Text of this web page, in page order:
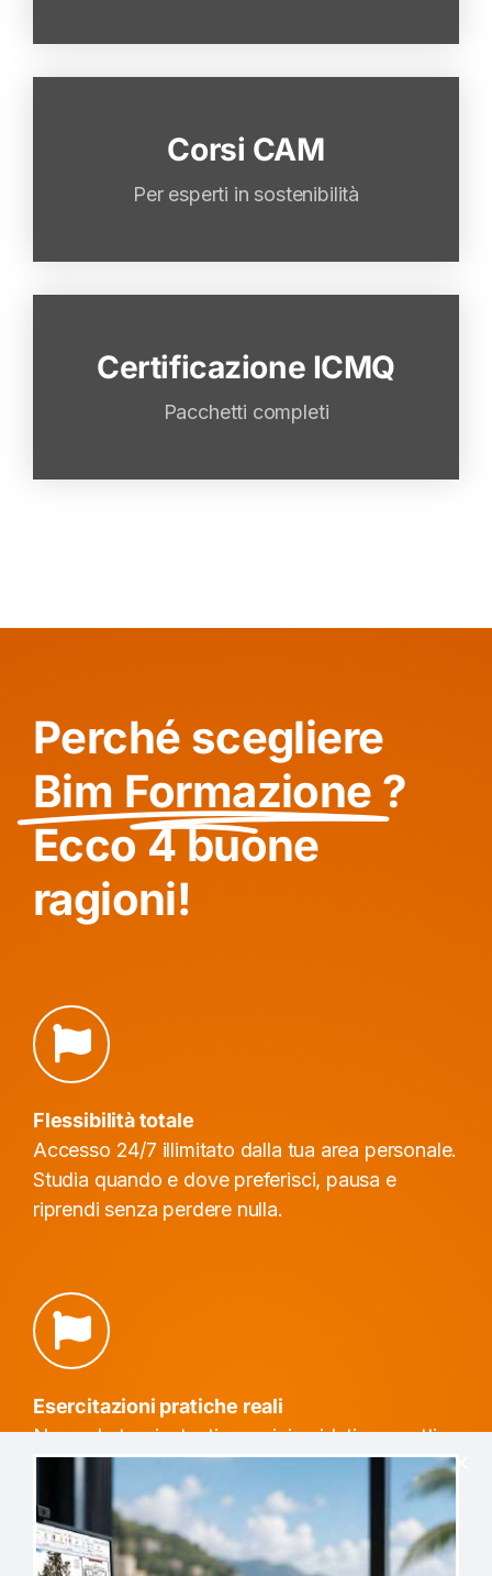
Corsi CAM
Per esperti in sostenibilità
Per chi parte da zero o deve certificarsi
come esperto CAM ICMQ
Certificazione ICMQ
Pacchetti completi
Preparazione mirata + simulazioni
superamento.
Perché scegliere
Bim Formazione ?
Ecco 4 buone
ragioni!
Flessibilità totale
Accesso 24/7 illimitato dalla tua area personale.
Studia quando e dove preferisci, pausa e
riprendi senza perdere nulla.
Esercitazioni pratiche reali
Non solo teoria: tanti esercizi guidati, progetti
da svolgere passo-passo e confronto diretto
con i docenti sui tuoi elaborati.